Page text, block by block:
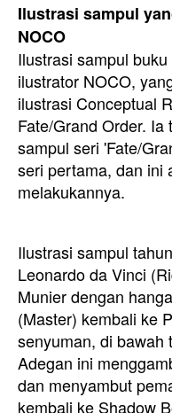
Ilustrasi sampul
NOCO
Ilustrasi sampul
ilustrator NOCO,
ilustrasi Conceptual
Fate/Grand Order.
sampul seri 'Fate/
seri pertama, dan ini
melakukannya.
Ilustrasi sampul
Leonardo da Vinci
Munier dengan
(Master) kembali ke
senyuman, di bawah
Adegan ini
dan menyambut
kembali ke Shadow